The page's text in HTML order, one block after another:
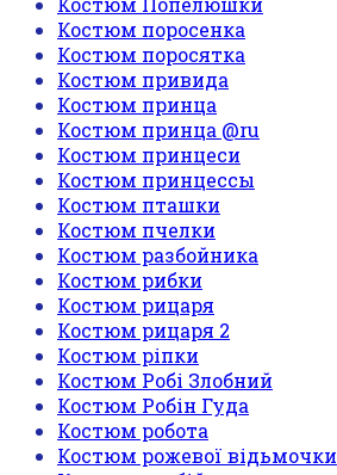
Костюм поросенка
Костюм поросятка
Костюм привида
Костюм принца
Костюм принца @ru
Костюм принцеси
Костюм принцессы
Костюм пташки
Костюм пчелки
Костюм разбойника
Костюм рибки
Костюм рицаря
Костюм рицаря 2
Костюм ріпки
Костюм Робі Злобний
Костюм Робін Гуда
Костюм робота
Костюм рожевої відьмочки